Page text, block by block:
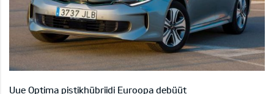
Uue Optima pistikhübriidi Euroopa debüüt